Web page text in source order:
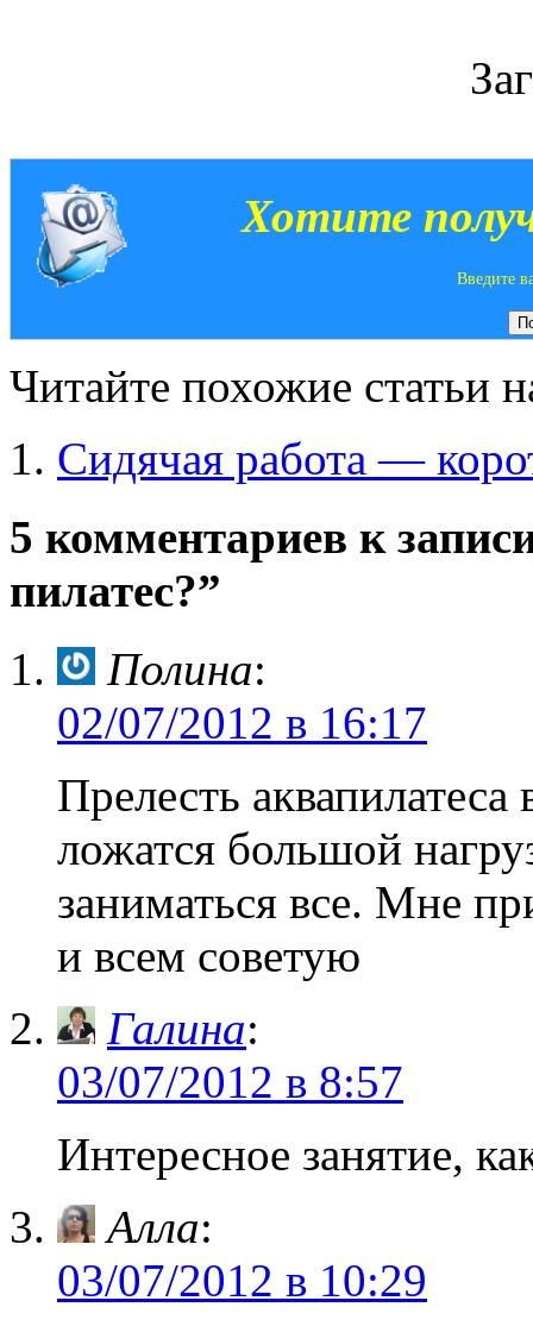
Хотите
Введите
Читайте похожие статьи
Сидячая работа —
5 комментариев к
пилатес?”
Полина:
02/07/2012 в 16:17
Прелесть
ложатся большой
заниматься все. Мне
и всем советую
Галина:
03/07/2012 в 8:57
Интересное занятие,
Алла:
03/07/2012 в 10:29